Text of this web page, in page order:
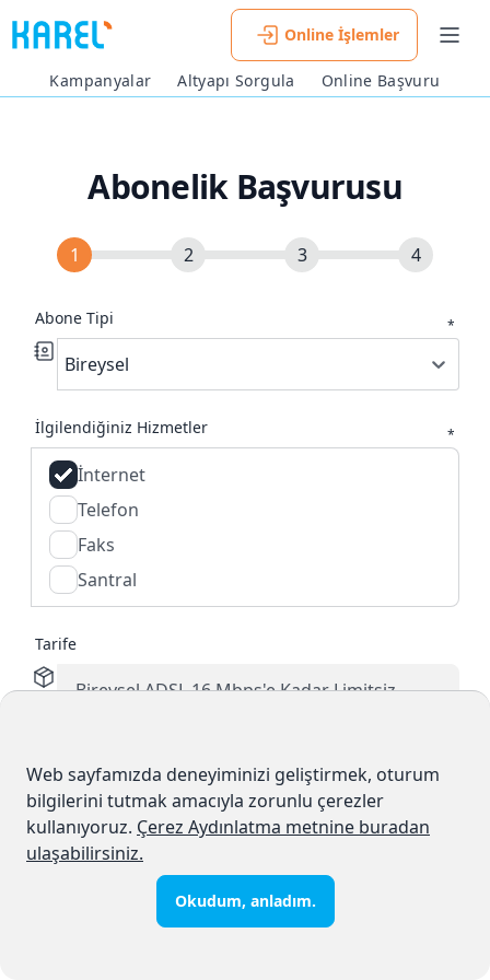
Online İşlemler
Menü
Kampanyalar
Altyapı Sorgula Online Başvuru
Abonelik Başvurusu
Abone Tipi *
Bireysel
İlgilendiğiniz Hizmetler *
İnternet
Telefon
Faks
Santral
Tarife
Soyad
Web sayfamızda deneyiminizi geliştirmek, oturum
bilgilerini tutmak amacıyla zorunlu çerezler
kullanıyoruz. Çerez Aydınlatma metnine buradan
ulaşabilirsiniz.
Okudum, anladım.